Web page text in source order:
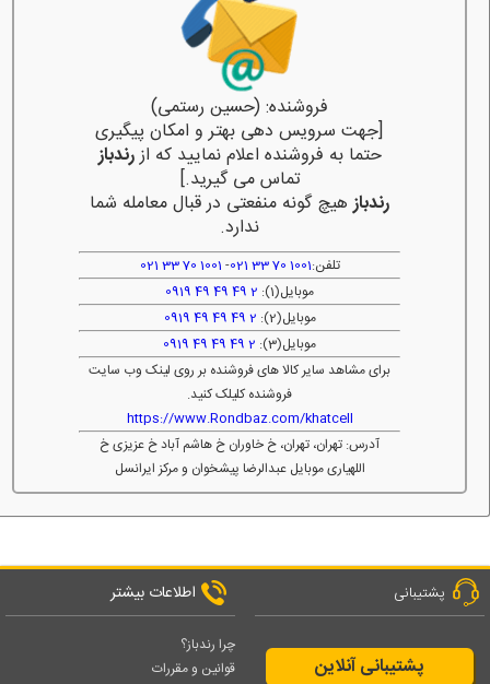
فروشنده: (حسین رستمی)
[جهت سرویس دهی بهتر و امکان پیگیری
حتما به فروشنده اعلام نمایید که ازرندباز
تماس می گیرید.]
رندبازهیچ گونه منفعتی در قبال معامله شما
ندارد.
تلفن:1001 70 33 021
-
1001 70 33 021
موبایل(1):
2 49 49 49 0919
موبایل(2):
2 49 49 49 0919
موبایل(3):
2 49 49 49 0919
برای مشاهد سایر کالا های فروشنده بر روی لینک وب سایت
فروشنده کلیلک کنید.
https://www.Rondbaz.com/khatcell
آدرس: تهران، تهران، خ خاوران خ هاشم آباد خ عزیزی خ
اللهیاری موبایل عبدالرضا پیشخوان و مرکز ایرانسل
پشتیبانی
پشتیبانی آنلاین
اطلاعات بیشتر
چرا رندباز؟
قوانین و مقررات